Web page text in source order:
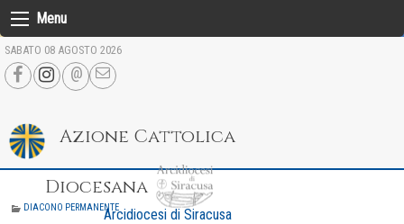
Skip
to
content
Menu
SABATO 08 AGOSTO 2026
Azione Cattolica
Diocesana
Arcidiocesi di Siracusa
DIACONO PERMANENTE